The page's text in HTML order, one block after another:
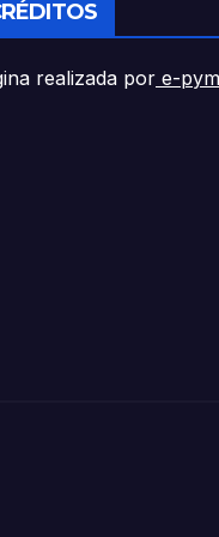
realizada por e-